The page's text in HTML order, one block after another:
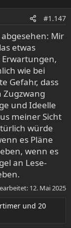
#1.147
Mir
etwas
Erwartungen,
wie bei
Gefahr, dass
Zugzwang
und Ideelle
meiner Sicht
würde
es Pläne
wenn es
an Lese-
12. Mai 2025
und 20